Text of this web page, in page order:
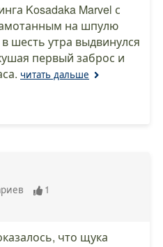
Kosadaka Marvel с
на шпулю
шесть утра выдвинулся
первый заброс и
читать дальше
1
что щука